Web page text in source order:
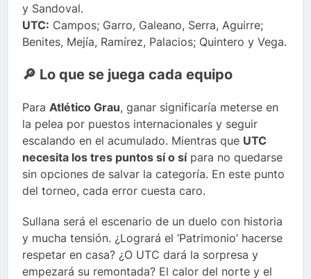
y Sandoval.
UTC: Campos; Garro, Galeano, Serra, Aguirre;
Benites, Mejía, Ramírez, Palacios; Quintero y Vega.
🔎 Lo que se juega cada equipo
Para Atlético Grau, ganar significaría meterse en
la pelea por puestos internacionales y seguir
escalando en el acumulado. Mientras que UTC
necesita los tres puntos sí o sípara no quedarse
sin opciones de salvar la categoría. En este punto
del torneo, cada error cuesta caro.
Sullana será el escenario de un duelo con historia
y mucha tensión. ¿Logrará el ‘Patrimonio’ hacerse
respetar en casa? ¿O UTC dará la sorpresa y
empezará su remontada? El calor del norte y el